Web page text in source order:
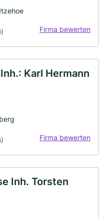
Firma bewerten
Karl Hermann
Firma bewerten
Inh. Torsten